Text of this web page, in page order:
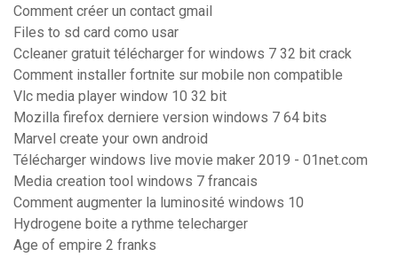
Comment créer un contact gmail
Files to sd card como usar
Ccleaner gratuit télécharger for windows 7 32 bit crack
Comment installer fortnite sur mobile non compatible
Vlc media player window 10 32 bit
Mozilla firefox derniere version windows 7 64 bits
Marvel create your own android
Télécharger windows live movie maker 2019 - 01net.com
Media creation tool windows 7 francais
Comment augmenter la luminosité windows 10
Hydrogene boite a rythme telecharger
Age of empire 2 franks